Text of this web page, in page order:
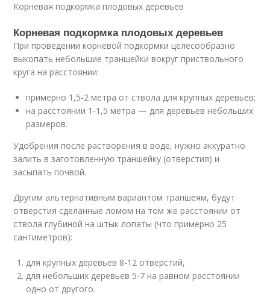
Корневая подкормка плодовых деревьев
Корневая подкормка плодовых деревьев
При проведении корневой подкормки целесообразно
выкопать небольшие траншейки вокруг приствольного
круга на расстоянии:
примерно 1,5-2 метра от ствола для крупных деревьев;
на расстоянии 1-1,5 метра — для деревьев небольших
размеров.
Удобрения после растворения в воде, нужно аккуратно
залить в заготовленную траншейку (отверстия) и
засыпать почвой.
Другим альтернативным вариантом траншеям, будут
отверстия сделанные ломом на том же расстоянии от
ствола глубиной на штык лопаты (что примерно 25
сантиметров):
для крупных деревьев 8-12 отверстий,
для небольших деревьев 5-7 на равном расстоянии
одно от другого.